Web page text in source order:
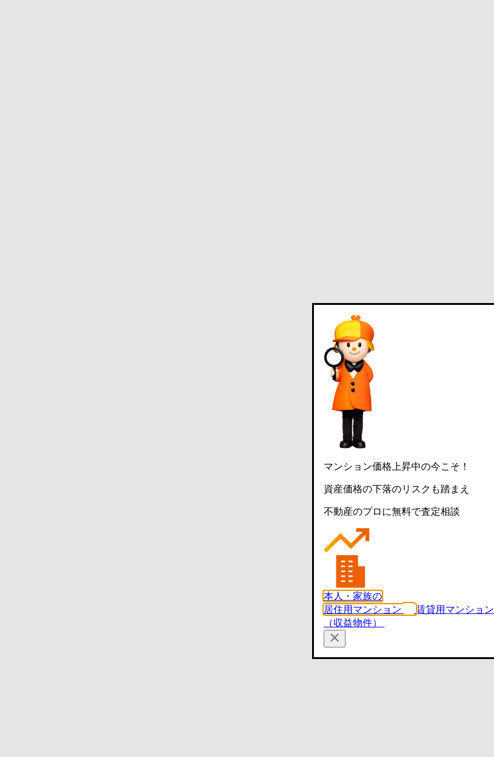
マンション価格上昇中の今こそ！
資産価格の下落のリスクも踏まえ
不動産のプロに無料で査定相談
本人・家族の
居住用マンション
賃貸用マンション
（収益物件）